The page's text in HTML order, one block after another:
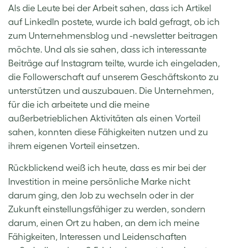
Als die Leute bei der Arbeit sahen, dass ich Artikel
auf LinkedIn postete, wurde ich bald gefragt, ob ich
zum Unternehmensblog und -newsletter beitragen
möchte. Und als sie sahen, dass ich interessante
Beiträge auf Instagram teilte, wurde ich eingeladen,
die Followerschaft auf unserem Geschäftskonto zu
unterstützen und auszubauen. Die Unternehmen,
für die ich arbeitete und die meine
außerbetrieblichen Aktivitäten als einen Vorteil
sahen, konnten diese Fähigkeiten nutzen und zu
ihrem eigenen Vorteil einsetzen.
Rückblickend weiß ich heute, dass es mir bei der
Investition in meine persönliche Marke nicht
darum ging, den Job zu wechseln oder in der
Zukunft einstellungsfähiger zu werden, sondern
darum, einen Ort zu haben, an dem ich meine
Fähigkeiten, Interessen und Leidenschaften